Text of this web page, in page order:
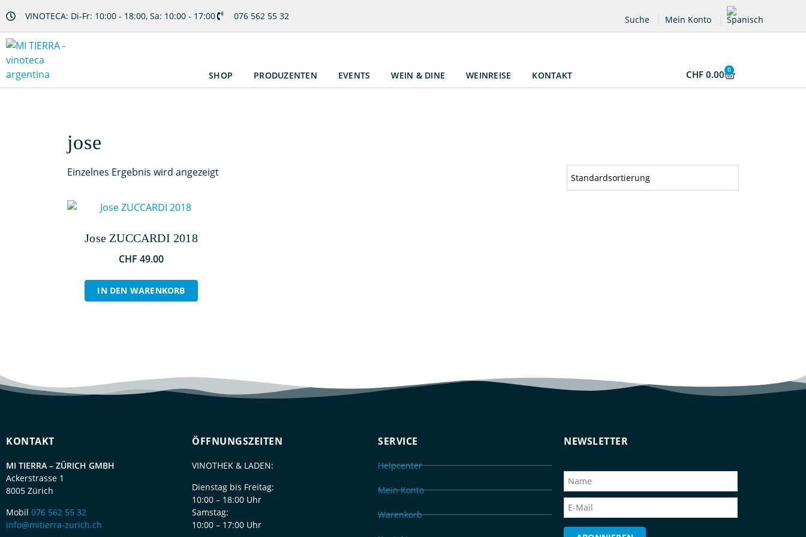
VINOTECA: Di-Fr: 10:00 - 18:00, Sa: 10:00 - 17:00 076 562 55 32 Suche Mein Konto
SHOP PRODUZENTEN EVENTS WEIN & DINE WEINREISE KONTAKT CHF0.00 0
jose
Einzelnes Ergebnis wird angezeigt
Jose ZUCCARDI 2018
CHF 49.00
IN DEN WARENKORB
KONTAKT
MI TIERRA – ZÜRICH GMBH
Ackerstrasse 1
8005 Zürich
Mobil 076 562 55 32
info@mitierra-zurich.ch
ÖFFNUNGSZEITEN
VINOTHEK & LADEN:
Dienstag bis Freitag:
10:00 – 18:00 Uhr
Samstag:
10:00 – 17:00 Uhr
SERVICE
Helpcenter
Mein Konto
Warenkorb
NEWSLETTER